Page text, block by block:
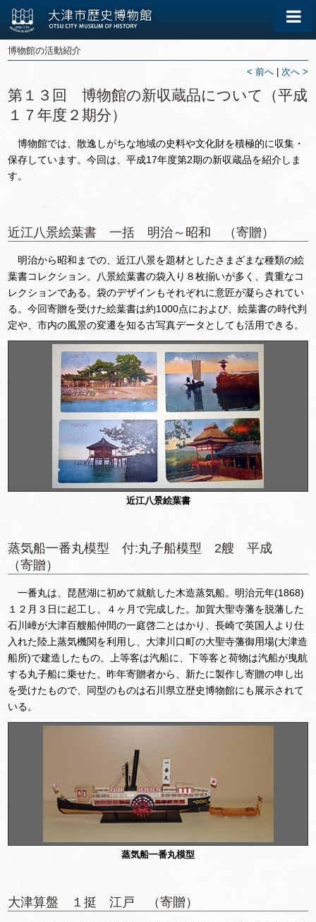
博物館の活動紹介
< 前へ| 次へ >
第１３回 博物館の新収蔵品について（平成
１７年度２期分）
博物館では、散逸しがちな地域の史料や文化財を積極的に収集・
保存しています。今回は、平成17年度第2期の新収蔵品を紹介しま
す。
近江八景絵葉書 一括 明治～昭和 （寄贈）
明治から昭和までの、近江八景を題材としたさまざまな種類の絵
葉書コレクション。八景絵葉書の袋入り８枚揃いが多く、貴重なコ
レクションである。袋のデザインもそれぞれに意匠が凝らされてい
る。今回寄贈を受けた絵葉書は約1000点におよび、絵葉書の時代判
定や、市内の風景の変遷を知る古写真データとしても活用できる。
近江八景絵葉書
蒸気船一番丸模型 付:丸子船模型 2艘 平成
（寄贈）
一番丸は、琵琶湖に初めて就航した木造蒸気船。明治元年(1868)
１２月３日に起工し、４ヶ月で完成した。加賀大聖寺藩を脱藩した
石川嶂が大津百艘船仲間の一庭啓二とはかり、長崎で英国人より仕
入れた陸上蒸気機関を利用し、大津川口町の大聖寺藩御用場(大津造
船所)で建造したもの。上等客は汽船に、下等客と荷物は汽船が曳航
する丸子船に乗せた。昨年寄贈者から、新たに製作し寄贈の申し出
を受けたもので、同型のものは石川県立歴史博物館にも展示されて
いる。
蒸気船一番丸模型
大津算盤 １挺 江戸 （寄贈）